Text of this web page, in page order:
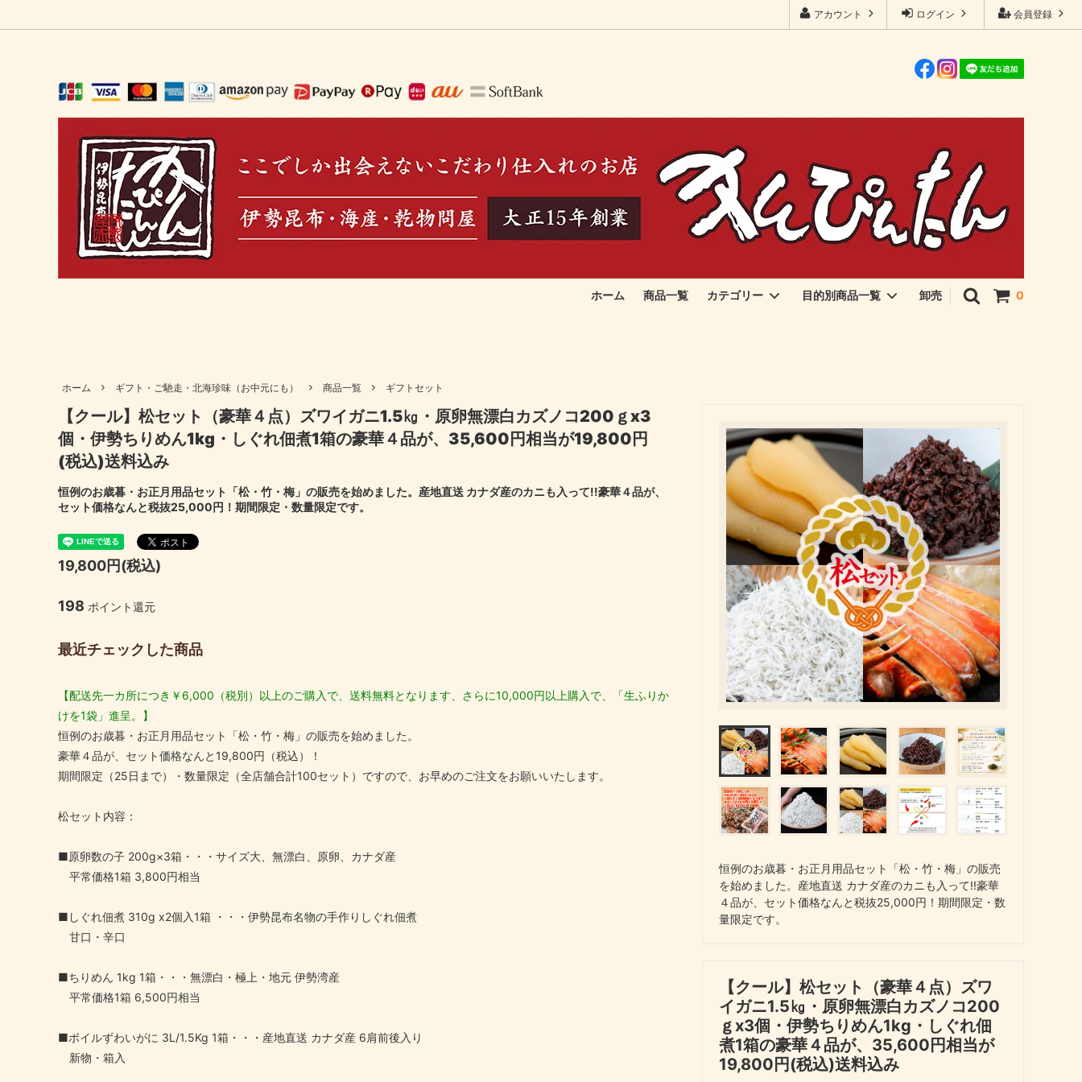
会員登録
ログイン
アカウント
0
ホーム 商品一覧 カテゴリー
伊勢ちりめん 伊勢にぼし 花かつお 手作り佃煮
北海道産昆布
目的別商品一覧
妊婦さん向け商品 高齢者向け、骨を強くしよう！
ギフトセット 母の日セット 快気祝い
結婚内祝い 出産内祝い 還暦祝い 古希祝い
卸売
ホーム ギフト・ご馳走・北海珍味（お中元にも） 商品一覧 ギフトセット
恒例のお歳暮・お正月用品セット「松・竹・梅」の販売
を始めました。産地直送 カナダ産のカニも入って!!豪華
４品が、セット価格なんと税抜25,000円！期間限定・数
量限定です。
【クール】松セット（豪華４点）ズワ
イガニ1.5㎏・原卵無漂白カズノコ200
ｇx3個・伊勢ちりめん1kg・しぐれ佃
煮1箱の豪華４品が、35,600円相当が
19,800円(税込)送料込み
【クール】松セット（豪華４点）ズワイガニ1.5㎏・原卵無漂白カズノコ200ｇx3
個・伊勢ちりめん1kg・しぐれ佃煮1箱の豪華４品が、35,600円相当が19,800円
(税込)送料込み
恒例のお歳暮・お正月用品セット「松・竹・梅」の販売を始めました。産地直送 カナダ産のカニも入って!!豪華４品が、
セット価格なんと税抜25,000円！期間限定・数量限定です。
19,800円(税込)
198 ポイント還元
最近チェックした商品
【配送先一カ所につき￥6,000（税別）以上のご購入で、送料無料となります、さらに10,000円以上購入で、「生ふりか
けを1袋」進呈。】
恒例のお歳暮・お正月用品セット「松・竹・梅」の販売を始めました。
豪華４品が、セット価格なんと19,800円（税込）！
期間限定（25日まで）・数量限定（全店舗合計100セット）ですので、お早めのご注文をお願いいたします。
松セット内容：
■原卵数の子 200g×3箱・・・サイズ大、無漂白、原卵、カナダ産
平常価格1箱 3,800円相当
■しぐれ佃煮 310g x2個入1箱 ・・・伊勢昆布名物の手作りしぐれ佃煮
甘口・辛口
■ちりめん 1kg 1箱・・・無漂白・極上・地元 伊勢湾産
平常価格1箱 6,500円相当
■ボイルずわいがに 3L/1.5Kg 1箱・・・産地直送 カナダ産 6肩前後入り
新物・箱入